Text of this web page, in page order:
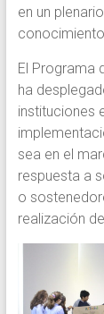
en un
El Programa
ha
instituciones
sea en el
respuesta a
o
realización